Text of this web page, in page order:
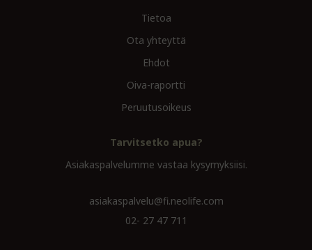
Tietoa
Ota yhteyttä
Ehdot
Oiva-raportti
Peruutusoikeus
Tarvitsetko apua?
Asiakaspalvelumme vastaa kysymyksiisi.
asiakaspalvelu@fi.neolife.com
02- 27 47 711